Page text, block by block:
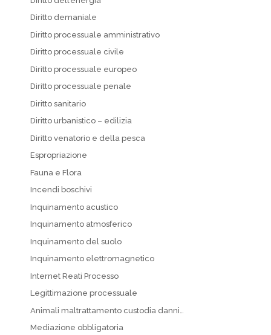
Diritto demaniale
Diritto processuale amministrativo
Diritto processuale civile
Diritto processuale europeo
Diritto processuale penale
Diritto sanitario
Diritto urbanistico – edilizia
Diritto venatorio e della pesca
Espropriazione
Fauna e Flora
Incendi boschivi
Inquinamento acustico
Inquinamento atmosferico
Inquinamento del suolo
Inquinamento elettromagnetico
Internet Reati Processo
Legittimazione processuale
Animali maltrattamento custodia danni…
Mediazione obbligatoria